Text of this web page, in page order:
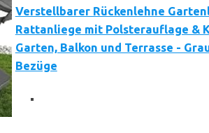
Verstellbarer Rückenlehne
Rattanliege mit Polsterauflage &
Garten, Balkon und Terrasse -
Bezüge